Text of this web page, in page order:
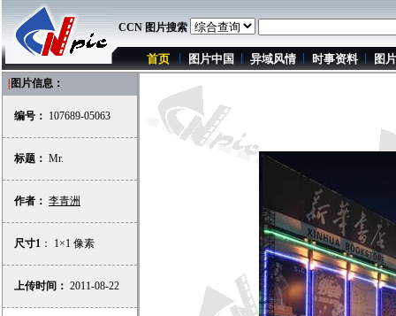
CCN 图片搜索
首页 图片中国 异域风情 时事资料 图
图片信息：
编号： 107689-05063
标题： Mr.
作者： 李青洲
尺寸1 ： 1×1 像素
上传时间： 2011-08-22